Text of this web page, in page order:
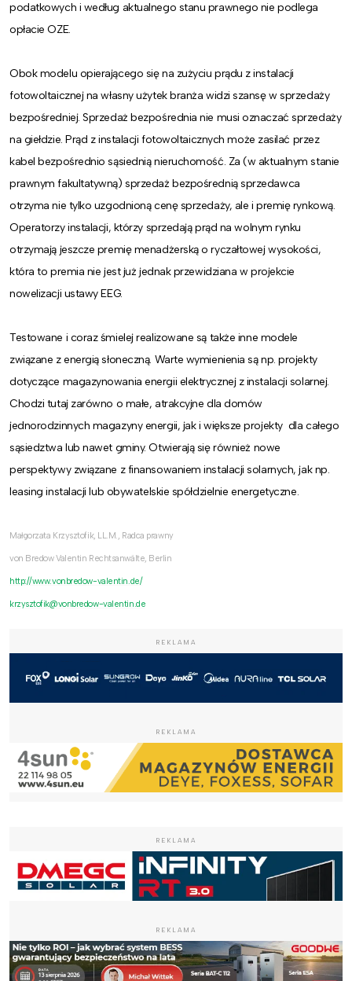
podatkowych i według aktualnego stanu prawnego nie podlega
opłacie OZE.
Obok modelu opierającego się na zużyciu prądu z instalacji
fotowoltaicznej na własny użytek branża widzi szansę w sprzedaży
bezpośredniej. Sprzedaż bezpośrednia nie musi oznaczać sprzedaży
na giełdzie. Prąd z instalacji fotowoltaicznych może zasilać przez
kabel bezpośrednio sąsiednią nieruchomość. Za (w aktualnym stanie
prawnym fakultatywną) sprzedaż bezpośrednią sprzedawca
otrzyma nie tylko uzgodnioną cenę sprzedaży, ale i premię rynkową.
Operatorzy instalacji, którzy sprzedają prąd na wolnym rynku
otrzymają jeszcze premię menadżerską o ryczałtowej wysokości,
która to premia nie jest już jednak przewidziana w projekcie
nowelizacji ustawy EEG.
Testowane i coraz śmielej realizowane są także inne modele
związane z energią słoneczną. Warte wymienienia są np. projekty
dotyczące magazynowania energii elektrycznej z instalacji solarnej.
Chodzi tutaj zarówno o małe, atrakcyjne dla domów
jednorodzinnych magazyny energii, jak i większe projekty dla całego
sąsiedztwa lub nawet gminy. Otwierają się również nowe
perspektywy związane z finansowaniem instalacji solarnych, jak np.
leasing instalacji lub obywatelskie spółdzielnie energetyczne.
Małgorzata Krzysztofik, LL.M., Radca prawny
von Bredow Valentin Rechtsanwälte, Berlin
http://www.vonbredow-valentin.de/
krzysztofik@vonbredow-valentin.de
REKLAMA
REKLAMA
REKLAMA
REKLAMA